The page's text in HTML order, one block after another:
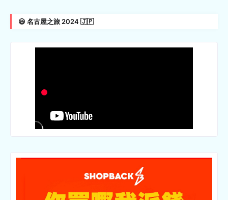
😃 名古屋之旅 2024 🇯🇵